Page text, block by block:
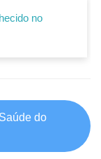
no
do